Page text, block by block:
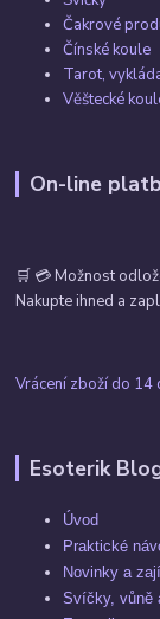
Čakrové
Čínské koule
Tarot,
Věštecké
On-line
🛒 💳 Možnost
Nakupte ihned a
Vrácení zboží do 14
Esoterik
Úvod
Praktické
Novinky a
Svíčky, vůně